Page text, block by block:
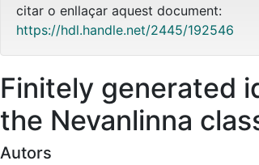
citar o enllaçar aquest document:
https://hdl.handle.net/2445/192546
Finitely generated
the Nevanlinna
Autors